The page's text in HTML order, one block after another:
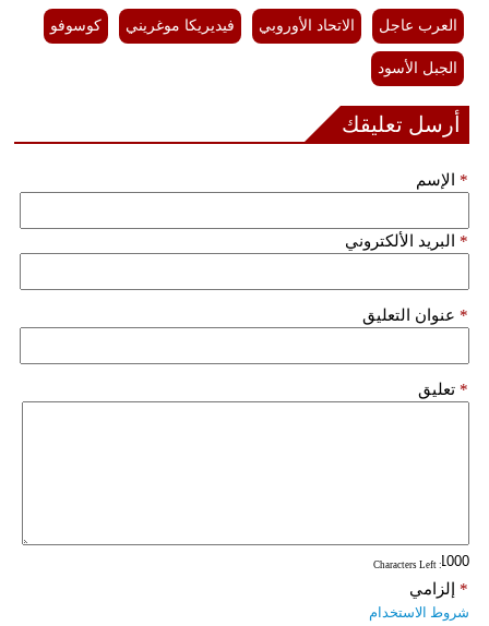
فيديو العرب عاجل الاتحاد الأوروبي فيديريكا موغريني كوسوفو
الجبل الأسود
أرسل تعليقك
الإسم *
البريد الألكتروني *
عنوان التعليق *
تعليق *
: Characters Left
إلزامي *
شروط الاستخدام